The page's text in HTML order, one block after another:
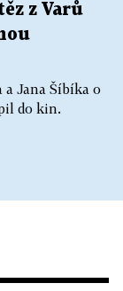
z Varů
Jana Šíbíka o
do kin.